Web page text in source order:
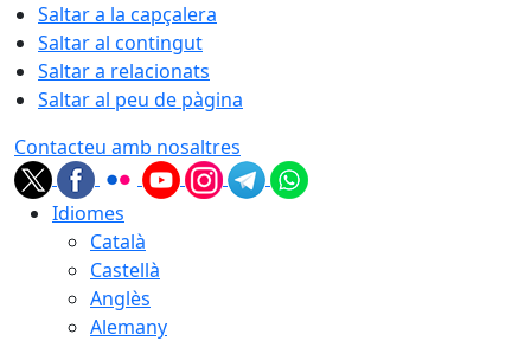
Saltar a la capçalera
Saltar al contingut
Saltar a relacionats
Saltar al peu de pàgina
Contacteu amb nosaltres
Idiomes
Català
Castellà
Anglès
Alemany